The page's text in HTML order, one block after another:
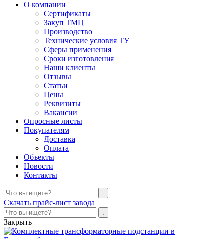
О компании
Сертификаты
Закуп ТМЦ
Производство
Технические условия ТУ
Сферы применения
Сроки изготовления
Наши клиенты
Отзывы
Статьи
Цены
Реквизиты
Вакансии
Опросные листы
Покупателям
Доставка
Оплата
Объекты
Новости
Контакты
Скачать прайс-лист завода
Закрыть